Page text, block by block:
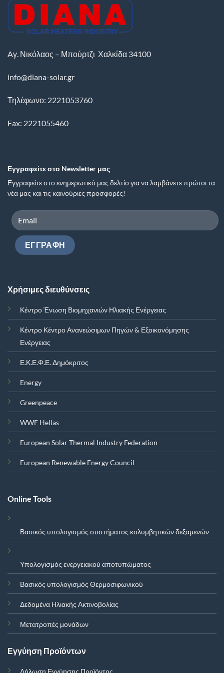
Aγ. Νικόλαος – Μπούρτζι Χαλκίδα 34100
info@diana-solar.gr
Τηλέφωνο: 2221053760
Fax: 2221055460
Εγγραφείτε στο Newsletter μας
Εγγραφείτε στο ενημερωτικό μας δελτίο για να λαμβάνετε πρώτοι τα
νέα μας και τις καινούριες προσφορές!
Χρήσιμες διευθύνσεις
Κέντρο Ένωση Βιομηχανιών Ηλιακής Ενέργειας
Κέντρο Κέντρο Ανανεώσιμων Πηγών & Εξοικονόμησης
Ενέργειας
Ε.Κ.Ε.Φ.Ε. Δημόκριτος
Energy
Greenpeace
WWF Hellas
European Solar Thermal Industry Federation
European Renewable Energy Council
Online Tools
Βασικός υπολογισμός συστήματος κολυμβητικών δεξαμενών
Υπολογισμός ενεργειακού αποτυπώματος
Βασικός υπολογισμός Θερμοσιφωνικού
Δεδομένα Ηλιακής Ακτινοβολίας
Μετατροπές μονάδων
Εγγύηση Προϊόντων
Δήλωση Εγγύησης Προϊόντος